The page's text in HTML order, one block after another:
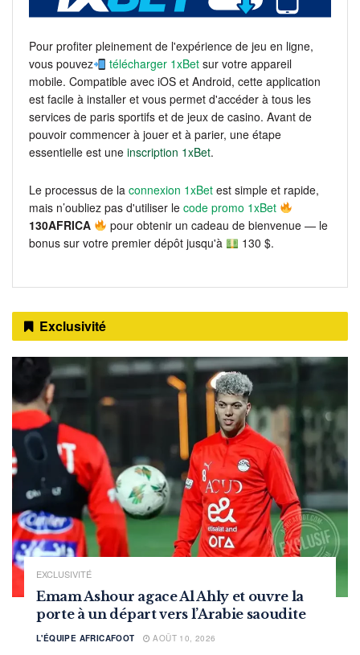
Pour profiter pleinement de l'expérience de jeu en ligne,
vous pouvez
télécharger 1xBet sur votre appareil
mobile. Compatible avec iOS et Android, cette application
est facile à installer et vous permet d'accéder à tous les
services de paris sportifs et de jeux de casino. Avant de
pouvoir commencer à jouer et à parier, une étape
essentielle est une inscription 1xBet.
Le processus de la connexion 1xBet est simple et rapide,
mais n’oubliez pas d'utiliser le code promo 1xBet
130AFRICA
pour obtenir un cadeau de bienvenue — le
bonus sur votre premier dépôt jusqu'à
130 $.
Exclusivité
EXCLUSIVITÉ
Emam Ashour agace Al Ahly et ouvre la
porte à un départ vers l’Arabie saoudite
L'ÉQUIPE AFRICAFOOT AOÛT 10, 2026